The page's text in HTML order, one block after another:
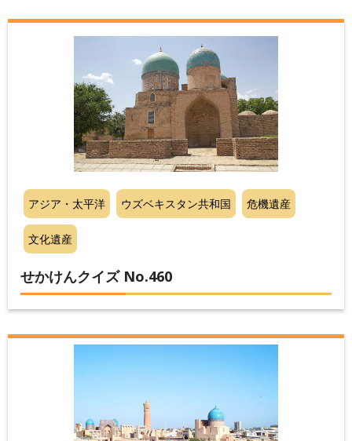
アジア・太平洋 ウズベキスタン共和国 危機遺産
文化遺産
せかけんクイズ No.460